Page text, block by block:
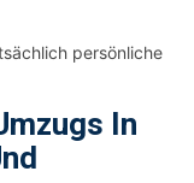
persönliche
In